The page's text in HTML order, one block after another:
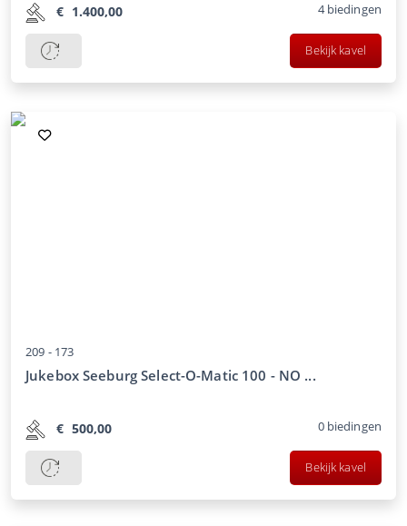
€ 1.400,00 4 biedingen
Bekijk kavel
209 - 173
Jukebox Seeburg Select-O-Matic 100 - NO ...
€ 500,00 0 biedingen
Bekijk kavel